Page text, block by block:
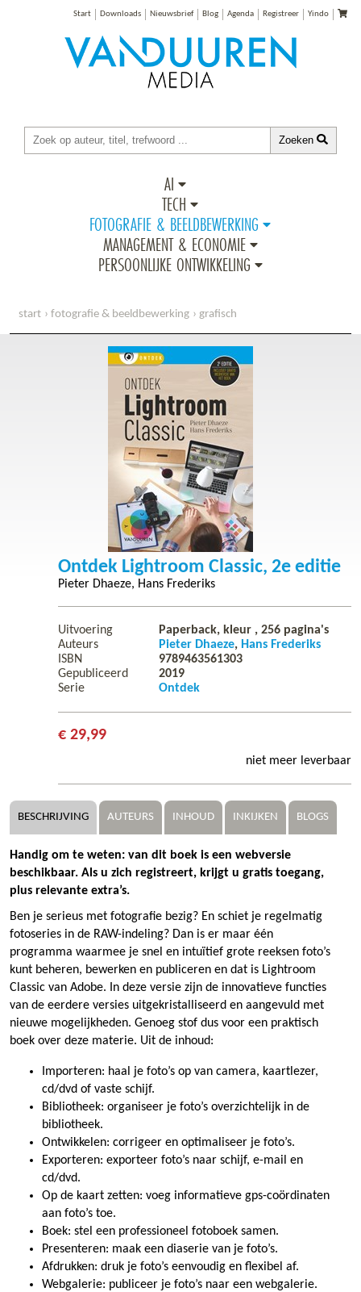
Start Downloads Nieuwsbrief Blog Agenda Registreer Yindo
Zoeken
AI
TECH
FOTOGRAFIE & BEELDBEWERKING
MANAGEMENT & ECONOMIE
PERSOONLIJKE ONTWIKKELING
start fotografie & beeldbewerking grafisch
ontdek lightroom classic, 2e editie
Ontdek Lightroom Classic, 2e editie
Pieter Dhaeze Hans Frederiks
Uitvoering Paperback, kleur , 256 pagina's
Auteurs
Pieter Dhaeze
Hans Frederiks
ISBN
9789463561303
Gepubliceerd
2019
Serie
Ontdek
€ 29,99
niet meer leverbaar
BESCHRIJVING AUTEURS INHOUD INKIJKEN BLOGS
Handig om te weten: van dit boek is een webversie
beschikbaar. Als u zich registreert, krijgt u gratis toegang,
plus relevante extra’s.
Ben je serieus met fotografie bezig? En schiet je regelmatig
fotoseries in de RAW-indeling? Dan is er maar één
programma waarmee je snel en intuïtief grote reeksen foto’s
kunt beheren, bewerken en publiceren en dat is Lightroom
Classic van Adobe. In deze versie zijn de innovatieve functies
van de eerdere versies uitgekristalliseerd en aangevuld met
nieuwe mogelijkheden. Genoeg stof dus voor een praktisch
boek over deze materie. Uit de inhoud:
Importeren: haal je foto’s op van camera, kaartlezer,
cd/dvd of vaste schijf.
Bibliotheek: organiseer je foto’s overzichtelijk in de
bibliotheek.
Ontwikkelen: corrigeer en optimaliseer je foto’s.
Exporteren: exporteer foto’s naar schijf, e-mail en
cd/dvd.
Op de kaart zetten: voeg informatieve gps-coördinaten
aan foto’s toe.
Boek: stel een professioneel fotoboek samen.
Presenteren: maak een diaserie van je foto’s.
Afdrukken: druk je foto’s eenvoudig en flexibel af.
Webgalerie: publiceer je foto’s naar een webgalerie.